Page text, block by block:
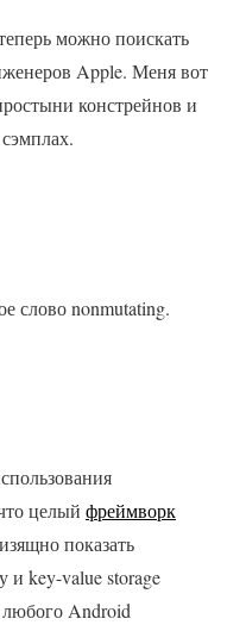
можно поискать
Apple. Меня вот
констрейнов и
слово nonmutating.
целый фреймворк
показать
и key-value storage
Android